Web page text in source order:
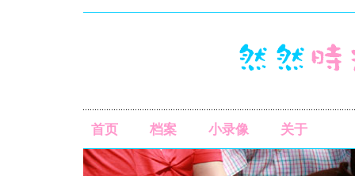
首页 档案 小录像 关于